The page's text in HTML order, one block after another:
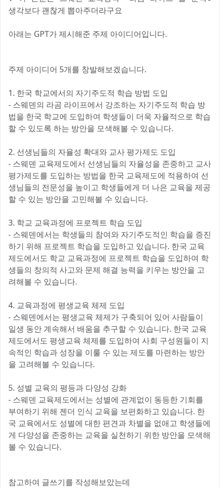
생각보다 괜찮게 뽑아주더라구요
아래는 GPT가 제시해준 주제 아이디어입니다.
주제 아이디어 5개를 창발해보겠습니다.
1. 한국 학교에서의 자기주도적 학습 방법 도입
- 스웨덴의 라곰 라이프에서 강조하는 자기주도적 학습 방
법을 한국 학교에 도입하여 학생들이 더욱 자율적으로 학습
할 수 있도록 하는 방안을 모색해볼 수 있습니다.
2. 선생님들의 자율성 확대와 교사 평가제도 도입
- 스웨덴 교육제도에서 선생님들의 자율성을 존중하고 교사
평가제도를 도입하는 방법을 한국 교육제도에 적용하여 선
생님들의 전문성을 높이고 학생들에게 더 나은 교육을 제공
할 수 있는 방안을 고민해볼 수 있습니다.
3. 학교 교육과정에 프로젝트 학습 도입
- 스웨덴에서는 학생들의 참여와 자기주도적인 학습을 증진
하기 위해 프로젝트 학습을 도입하고 있습니다. 한국 교육
제도에서도 학교 교육과정에 프로젝트 학습을 도입하여 학
생들의 창의적 사고와 문제 해결 능력을 키우는 방안을 고
려해볼 수 있습니다.
4. 교육과정에 평생교육 체제 도입
- 스웨덴에서는 평생교육 체제가 구축되어 있어 사람들이
일생 동안 계속해서 배움을 추구할 수 있습니다. 한국 교육
제도에서도 평생교육 체제를 도입하여 사회 구성원들이 지
속적인 학습과 성장을 이룰 수 있는 제도를 마련하는 방안
을 고려해볼 수 있습니다.
5. 성별 교육의 평등과 다양성 강화
- 스웨덴 교육제도에서는 성별에 관계없이 동등한 기회를
부여하기 위해 젠더 인식 교육을 보편화하고 있습니다. 한
국 교육에서도 성별에 대한 편견과 차별을 없애고 학생들에
게 다양성을 존중하는 교육을 실천하기 위한 방안을 모색해
볼 수 있습니다.
참고하여 글쓰기를 작성해보았는데